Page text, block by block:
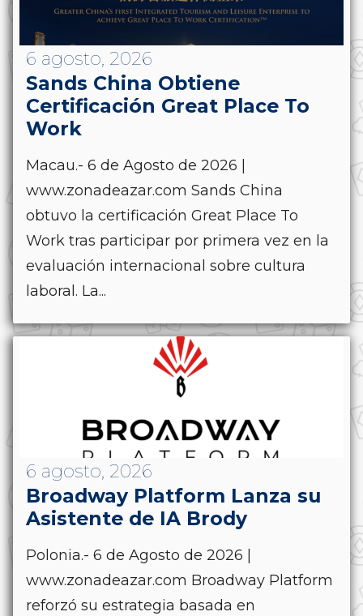
6 agosto, 2026
Sands China Obtiene
Certificación Great Place To
Work
Macau.- 6 de Agosto de 2026 |
www.zonadeazar.com Sands China
obtuvo la certificación Great Place To
Work tras participar por primera vez en la
evaluación internacional sobre cultura
laboral. La...
6 agosto, 2026
Broadway Platform Lanza su
Asistente de IA Brody
Polonia.- 6 de Agosto de 2026 |
www.zonadeazar.com Broadway Platform
reforzó su estrategia basada en